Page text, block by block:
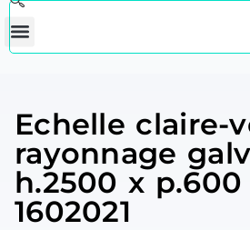
Echelle claire-
rayonnage
h.2500 x
1602021